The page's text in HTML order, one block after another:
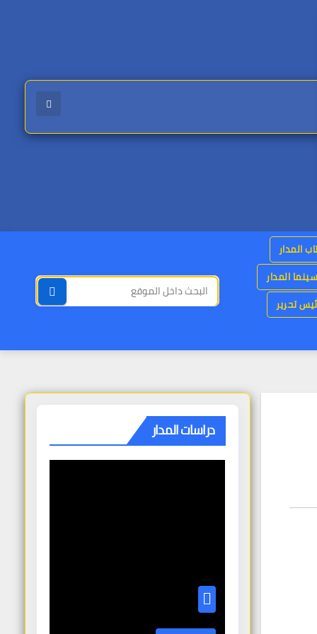
المدار
المدار
تحرير
دراسات المدار